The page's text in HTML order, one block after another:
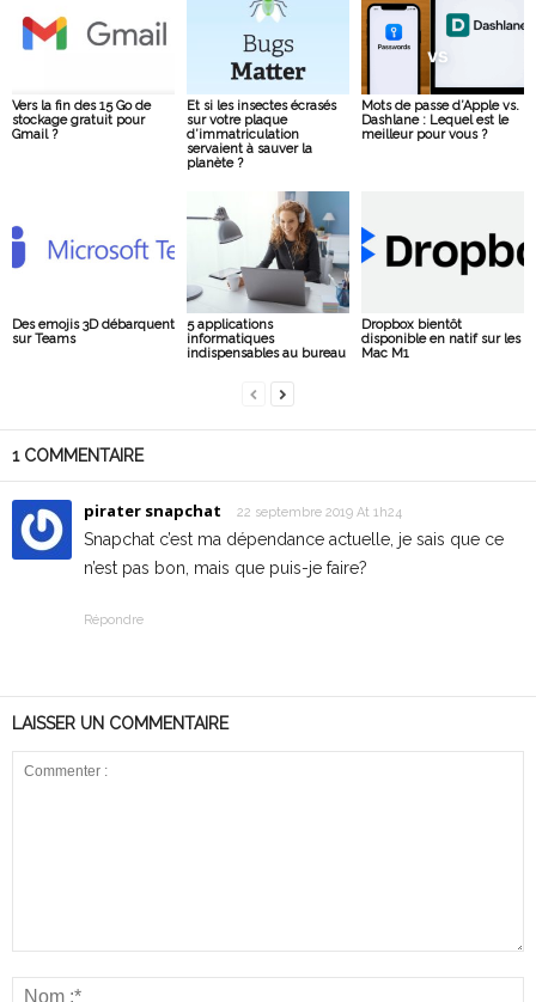
Vers la fin des 15 Go de
stockage gratuit pour
Gmail ?
Et si les insectes écrasés
sur votre plaque
d’immatriculation
servaient à sauver la
planète ?
Mots de passe d’Apple vs.
Dashlane : Lequel est le
meilleur pour vous ?
Des emojis 3D débarquent
sur Teams
5 applications
informatiques
indispensables au bureau
Dropbox bientôt
disponible en natif sur les
Mac M1
1 COMMENTAIRE
pirater snapchat 22 septembre 2019 At 1h24
Snapchat c’est ma dépendance actuelle, je sais que ce
n’est pas bon, mais que puis-je faire?
Répondre
LAISSER UN COMMENTAIRE